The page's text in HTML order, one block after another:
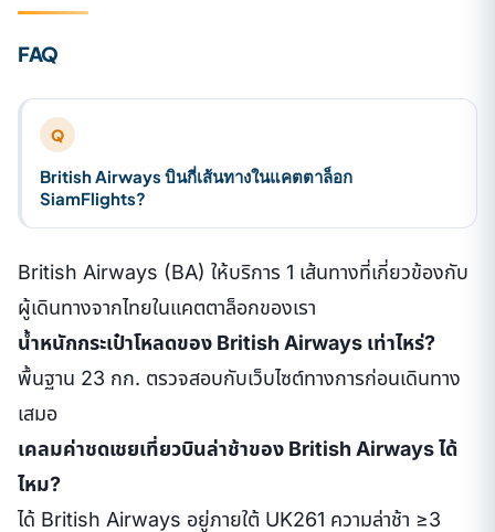
FAQ
Q
British Airways บินกี่เส้นทางในแคตตาล็อก
SiamFlights?
British Airways (BA) ให้บริการ 1 เส้นทางที่เกี่ยวข้องกับ
ผู้เดินทางจากไทยในแคตตาล็อกของเรา
น้ำหนักกระเป๋าโหลดของ British Airways เท่าไหร่?
พื้นฐาน 23 กก. ตรวจสอบกับเว็บไซต์ทางการก่อนเดินทาง
เสมอ
เคลมค่าชดเชยเที่ยวบินล่าช้าของ British Airways ได้
ไหม?
ได้ British Airways อยู่ภายใต้ UK261 ความล่าช้า ≥3